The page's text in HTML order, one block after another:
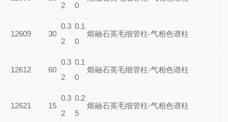
2
0
12609 30
0.3
2
0.1
0
熔融石英毛细管柱-气相色谱柱
12612 60
0.3
2
0.1
0
熔融石英毛细管柱-气相色谱柱
12621 15
0.3
2
0.2
5
熔融石英毛细管柱-气相色谱柱